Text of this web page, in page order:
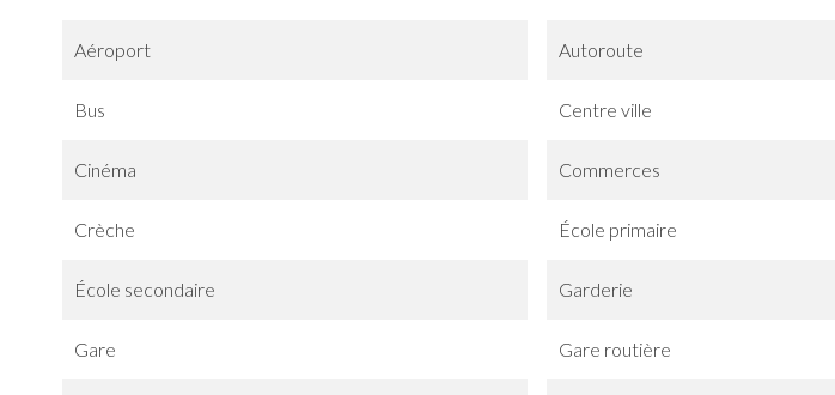
Aéroport Autoroute
Bus Centre ville
Cinéma Commerces
Crèche École primaire
École secondaire Garderie
Gare Gare routière